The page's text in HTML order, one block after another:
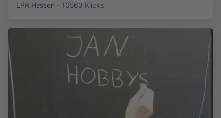
LPR Hessen - 10563 Klicks